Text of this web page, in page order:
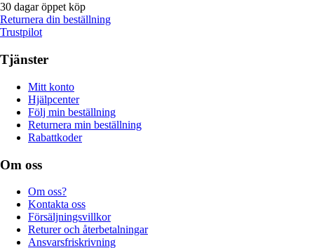
30 dagar öppet köp
Returnera din beställning
Trustpilot
Tjänster
Mitt konto
Hjälpcenter
Följ min beställning
Returnera min beställning
Rabattkoder
Om oss
Om oss?
Kontakta oss
Försäljningsvillkor
Returer och återbetalningar
Ansvarsfriskrivning